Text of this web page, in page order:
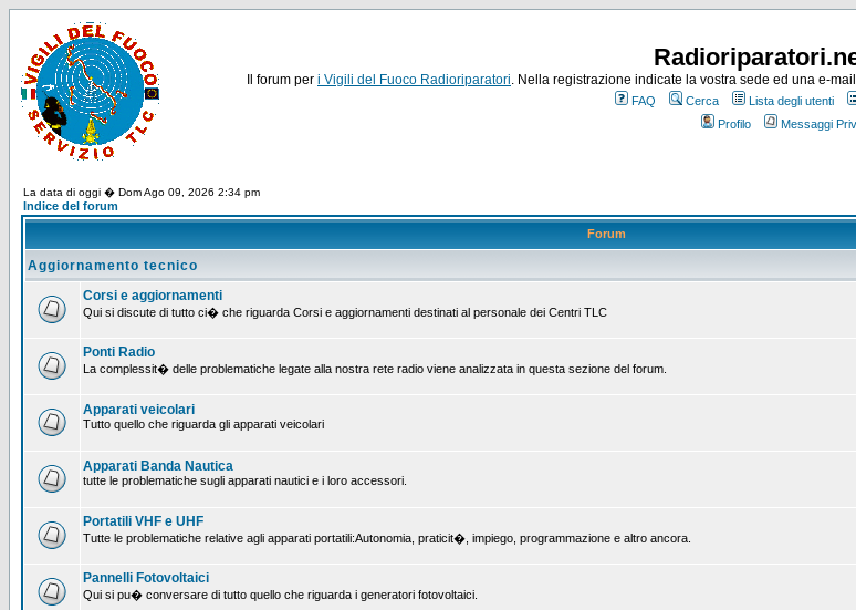
Il forum per i Vigili del Fuoco Radioriparatori. Nella registrazione indicate la vostra sede ed una e-
FAQ Cerca Lista degli utenti
Profilo
Messaggi
La data di oggi � Dom Ago 09, 2026 2:34 pm
Indice del forum
Forum
Aggiornamento tecnico
Corsi e aggiornamenti
Qui si discute di tutto ci� che riguarda Corsi e aggiornamenti destinati al personale dei Centri TLC
Ponti Radio
La complessit� delle problematiche legate alla nostra rete radio viene analizzata in questa sezione del forum.
Apparati veicolari
Tutto quello che riguarda gli apparati veicolari
Apparati Banda Nautica
tutte le problematiche sugli apparati nautici e i loro accessori.
Portatili VHF e UHF
Tutte le problematiche relative agli apparati portatili:Autonomia, praticit�, impiego, programmazione e altro ancora.
Pannelli Fotovoltaici
Qui si pu� conversare di tutto quello che riguarda i generatori fotovoltaici.